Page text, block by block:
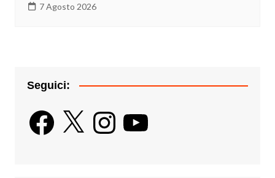
7 Agosto 2026
Seguici:
Facebook
X InstagramYouTube